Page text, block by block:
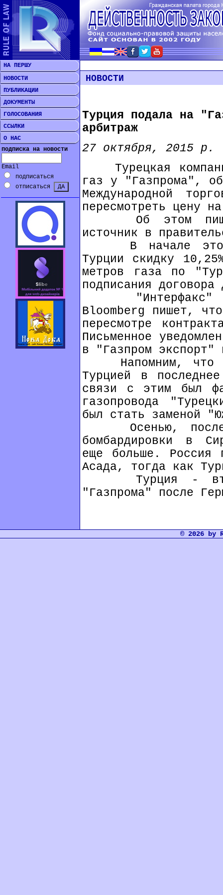
НА ПЕРШУ
НОВОСТИ
ПУБЛИКАЦИИ
ДОКУМЕНТЫ
ГОЛОСОВАНИЯ
ССЫЛКИ
О НАС
подписка на новости
Email
подписаться
отписаться
НОВОСТИ
Турция подала на
арбитраж
27 октября, 2015 р.
Турецкая
газ у "Газпрома",
Международной
пересмотреть цену
Об этом пишет
источник в
В начале этого
Турции скидку
метров газа по
подписания
"Интерфакс" со
Bloomberg пишет,
пересмотре
Письменное
в "Газпром экспорт"
Напомним, что
Турцией в
связи с этим был
газопровода
был стать заменой
Осенью, после
бомбардировки в
еще больше. Россия
Асада, тогда как
Турция -
"Газпрома" после
© 2026 by